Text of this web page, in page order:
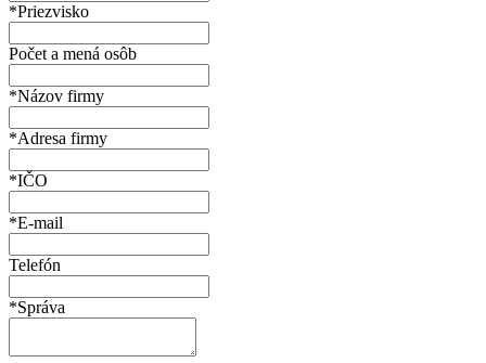
*Priezvisko
Počet a mená osôb
*Názov firmy
*Adresa firmy
*IČO
*E-mail
Telefón
*Správa